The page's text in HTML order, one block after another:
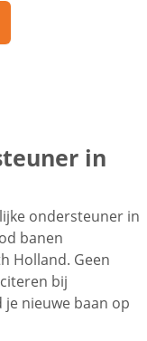
in
ondersteuner in
banen
Holland. Geen
bij
nieuwe baan op